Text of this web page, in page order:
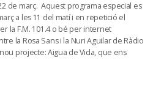
de març. Aquest programa especial es
a les 11 del matí i en repetició el
la F.M. 101.4 o bé per internet
la Rosa Sans i la Nuri Aguilar de Ràdio
projecte: Aigua de Vida, que ens